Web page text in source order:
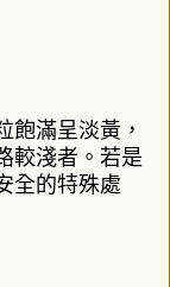
飽滿呈淡黃，
較淺者。若是
全的特殊處